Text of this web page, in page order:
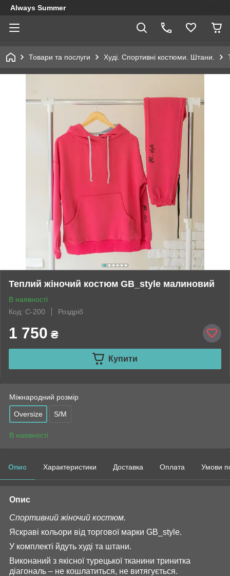
Always Summer
Товари та послуги Худі. Спортивні костюми. Штани.
Теплий жіночий костюм GB_style малиновий
В наявності
Код: С-200
Роздріб
1 750 ₴
Купити
Міжнародний розмір
Oversize S/M
В наявності
Опис Характеристики Доставка Оплата Умови
Опис
Спортивний жіночий костюм.
Яскраві кольори від торгової марки GB_style.
У комплекті йдуть худі та штани.
Виконаний з якісної турецької тканини тринитка
діагональ – не кошлатиться, не витягується.